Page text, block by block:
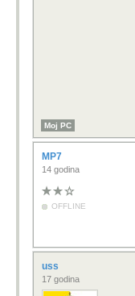
Moj PC
MP7
14 godina
OFFLINE
uss
17 godina